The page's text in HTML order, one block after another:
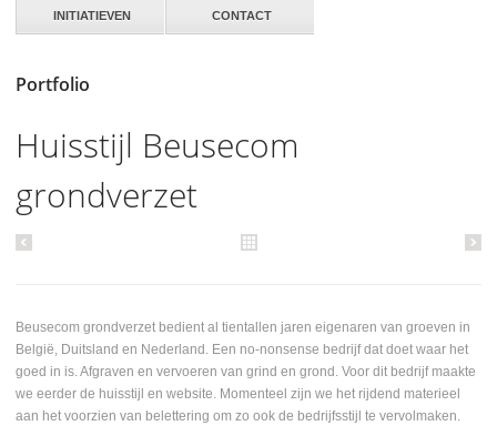
Portfolio
Huisstijl Beusecom
grondverzet
Beusecom grondverzet bedient al tientallen jaren eigenaren van groeven in
België, Duitsland en Nederland. Een no-nonsense bedrijf dat doet waar het
goed in is. Afgraven en vervoeren van grind en grond. Voor dit bedrijf maakte
we eerder de huisstijl en website. Momenteel zijn we het rijdend materieel
aan het voorzien van belettering om zo ook de bedrijfsstijl te vervolmaken.
INITIATIEVEN CONTACT